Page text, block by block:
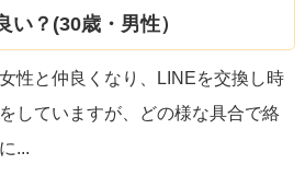
い？(30歳・男性）
性と仲良くなり、LINEを交換し時
していますが、どの様な具合で絡
...